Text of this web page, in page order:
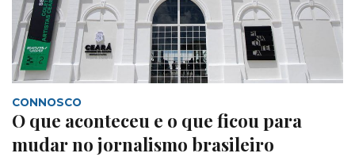
CONNOSCO
O que aconteceu e o que ficou para
mudar no jornalismo brasileiro